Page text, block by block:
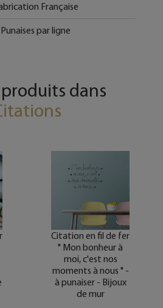
Française
par ligne
dans
Citation en fil de fer
" Mon bonheur à
moi, c'est nos
moments à nous " -
à punaiser - Bijoux
de mur